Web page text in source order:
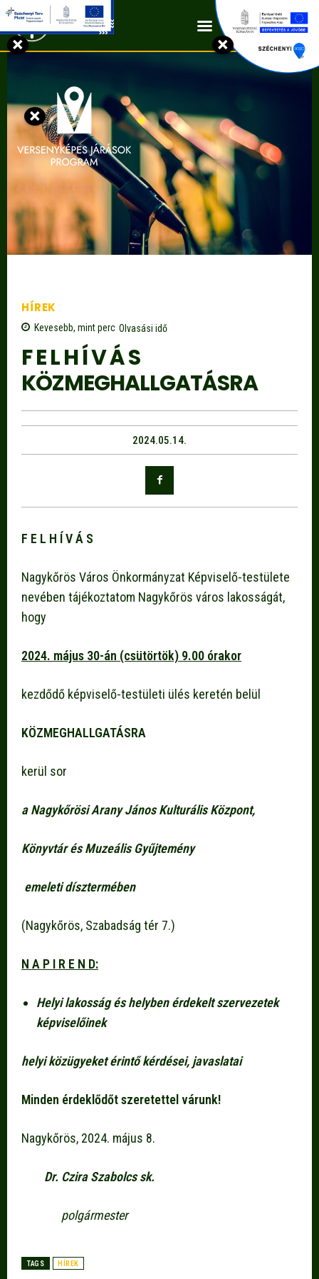
Kapcsolat
HÍREK
Kevesebb, mintperc Olvasási idő
F E L H Í V Á S
KÖZMEGHALLGATÁSRA
2024.05.14.
F E L H Í V Á S
Nagykőrös Város Önkormányzat Képviselő-testülete
nevében tájékoztatom Nagykőrös város lakosságát,
hogy
2024. május 30-án (csütörtök) 9.00 órakor
kezdődő képviselő-testületi ülés keretén belül
KÖZMEGHALLGATÁSRA
kerül sor
a Nagykőrösi Arany János Kulturális Központ,
Könyvtár és Muzeális Gyűjtemény
emeleti dísztermében
(Nagykőrös, Szabadság tér 7.)
N A P I R E N D:
Helyi lakosság és helyben érdekelt szervezetek
képviselőinek
helyi közügyeket érintő kérdései, javaslatai
Minden érdeklődőt szeretettel várunk!
Nagykőrös, 2024. május 8.
Dr. Czira Szabolcs sk.
polgármester
TAGS HÍREK
×
×
×